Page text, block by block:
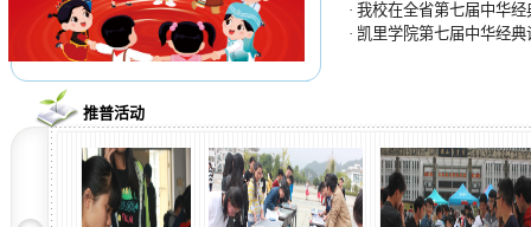
· 我校在全省第七届中华经
· 凯里学院第七届中华经典
推普活动